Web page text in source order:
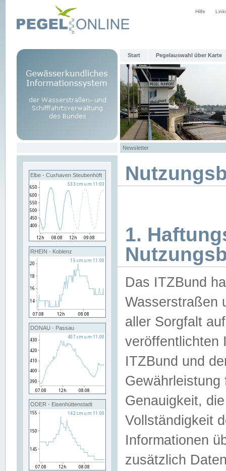
Hilfe
Start Pegelauswahl über Karte
Newsletter
Elbe - Cuxhaven Steubenhöft
RHEIN - Koblenz
DONAU - Passau
ODER - Eisenhüttenstadt
1.
Das ITZBund
Wasserstraßen
aller Sorgfalt
veröffentlichten
ITZBund und
Genauigkeit,
Vollständigkeit
Informationen
zusätzlich